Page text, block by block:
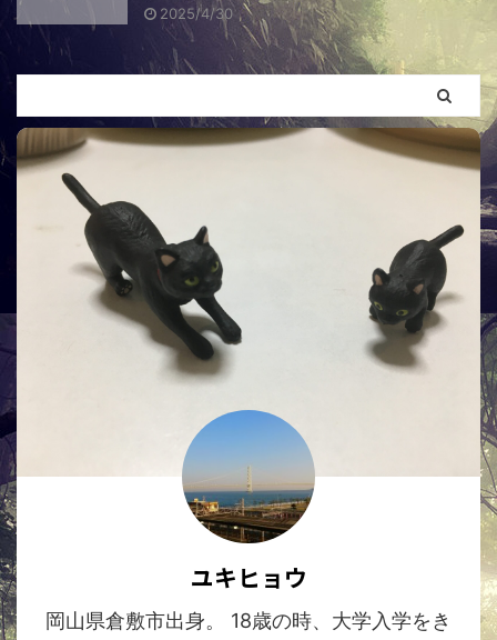
2025/4/30
ユキヒョウ
岡山県倉敷市出身。 18歳の時、大学入学をき